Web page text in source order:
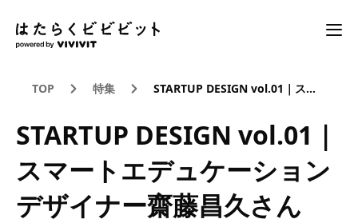
TOP 特集 STARTUP DESIGN vol.01｜スマートエデュケーション デザイナー齋藤昌久さん
STARTUP DESIGN vol.01｜
スマートエデュケーション
デザイナー齋藤昌久さん